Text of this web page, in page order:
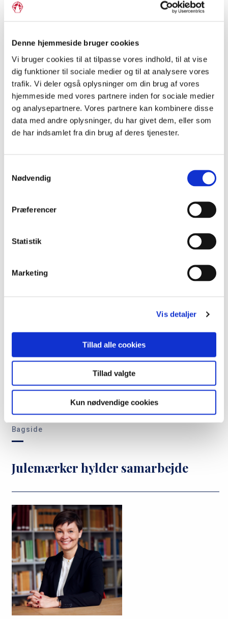
Denne hjemmeside bruger cookies
Vi bruger cookies til at tilpasse vores indhold, til at vise
dig funktioner til sociale medier og til at analysere vores
trafik. Vi deler også oplysninger om din brug af vores
hjemmeside med vores partnere inden for sociale medier
og analysepartnere. Vores partnere kan kombinere disse
data med andre oplysninger, du har givet dem, eller som
de har indsamlet fra din brug af deres tjenester.
Nødvendig
Præferencer
Statistik
Marketing
Vis detaljer
Tillad alle cookies
Tillad valgte
Kun nødvendige cookies
Interview
“Man skal være stolt af at komme
fra Sønderjylland”
ved, så længe lysten er der”
Bagside
Julemærker hylder samarbejde